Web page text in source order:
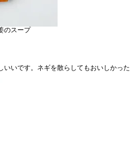
のスープ
いいです。ネギを散らしてもおいしかった